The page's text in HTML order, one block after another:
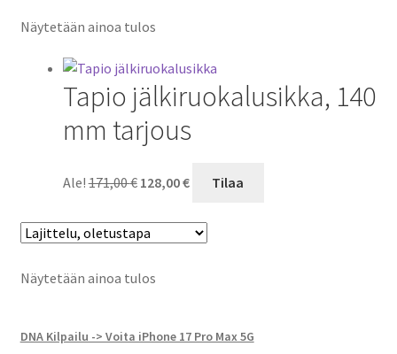
Näytetään ainoa tulos
Tapio jälkiruokalusikka, 140
mm tarjous
Ale!171,00€
hinta
171,00 €.
128,00€
128,00 €.
Tilaa
Näytetään ainoa tulos
DNA Kilpailu -> Voita iPhone 17 Pro Max 5G